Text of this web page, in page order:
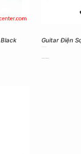
Black Guitar Điện